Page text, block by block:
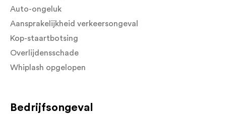
Auto-ongeluk
Aansprakelijkheid verkeersongeval
Kop-staartbotsing
Overlijdensschade
Whiplash opgelopen
Bedrijfsongeval